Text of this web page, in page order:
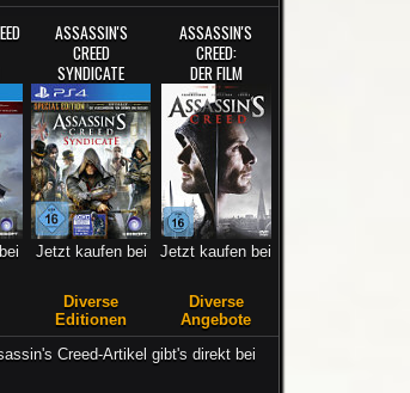
ASSASSIN'S
CREED
SYNDICATE
Jetzt kaufen bei
Diverse
Editionen
ASSASSIN'S
CREED:
DER FILM
Jetzt kaufen bei
Diverse
Angebote
Creed-Artikel gibt's direkt bei